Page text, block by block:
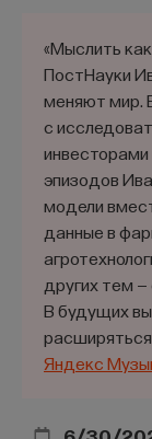
«Мыслить
ПостНауки
меняют мир.
с
эпизодов
модели
данные в
других тем —
В будущих
Яндекс